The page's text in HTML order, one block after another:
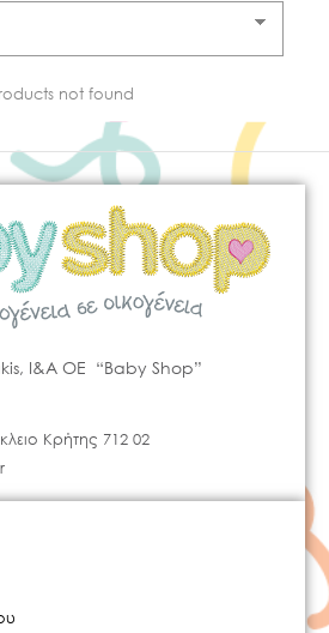
not found
I&A OE “Baby Shop”
Κρήτης 712 02